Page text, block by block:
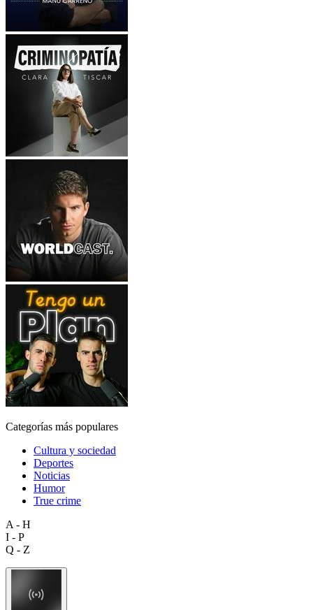
Categorías más populares
Cultura y sociedad
Deportes
Noticias
Humor
True crime
A - H
I - P
Q - Z